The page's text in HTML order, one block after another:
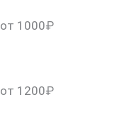
от 1000₽
от 1200₽